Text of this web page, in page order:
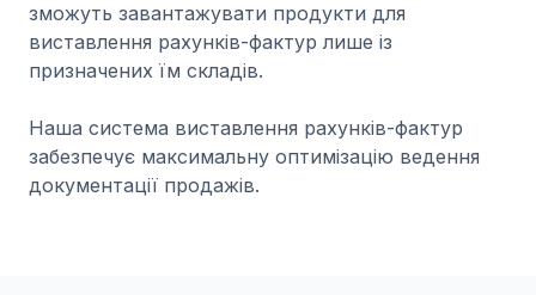
зможуть завантажувати продукти для
виставлення рахунків-фактур лише із
призначених їм складів.
Наша система виставлення рахунків-фактур
забезпечує максимальну оптимізацію ведення
документації продажів.